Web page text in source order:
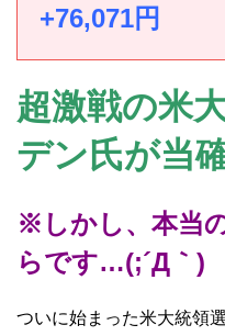
+76,071円
超激戦の米
デン氏が当
※しかし、本当
らです…(;´Д｀)
ついに始まった米大統領